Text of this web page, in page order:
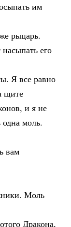
им
рыцарь.
его
Я все равно
щите
и я не
одна моль.
вам
Моль
Дракона,